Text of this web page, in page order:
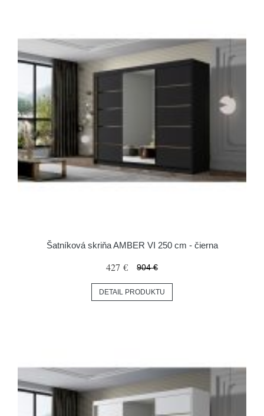
Šatníková skriňa AMBER VI 250 cm - čierna
427 € 904 €
DETAIL PRODUKTU